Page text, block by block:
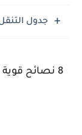
جدول
8 نصائح